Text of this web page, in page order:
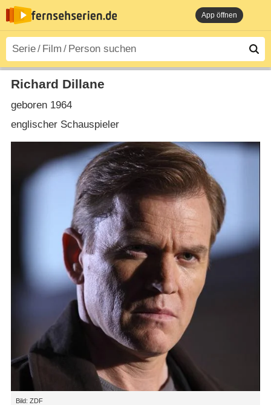
App öffnen
Bild: ZDF
Richard Dillane
geboren 1964
englischer Schauspieler